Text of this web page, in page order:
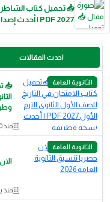
📥 تحميل كتاب الشاطر
2027 PDF | أحدث إصدار بجودة عالية
احدث المقالات
الثانوية العامة
📥
منذ 20 ساعة
الثانوية العامة
منذ